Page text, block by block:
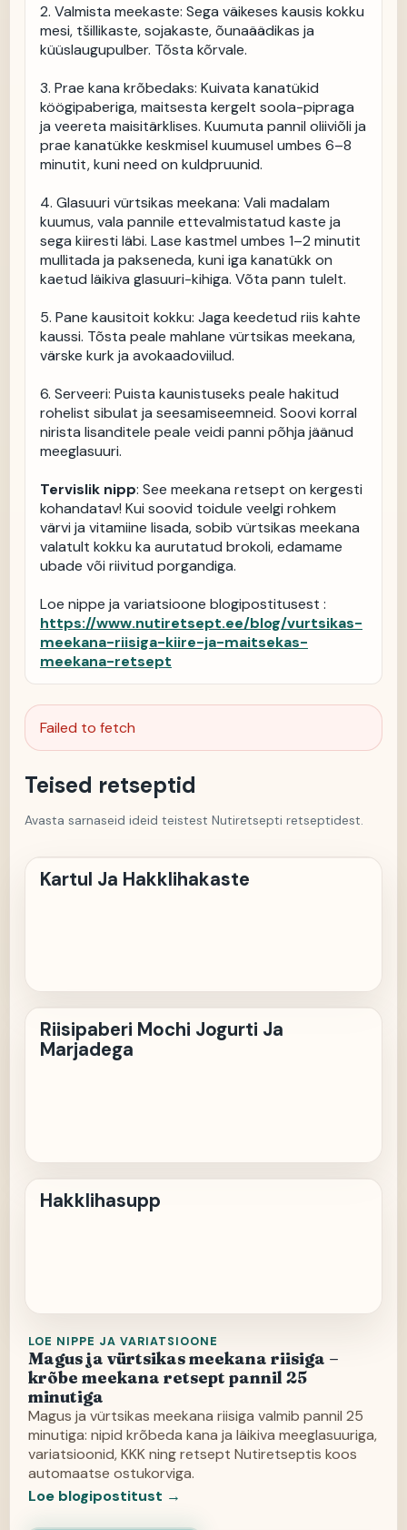
2. Valmista meekaste: Sega väikeses kausis kokku
mesi, tšillikaste, sojakaste, õunaäädikas ja
küüslaugupulber. Tõsta kõrvale.
3. Prae kana krõbedaks: Kuivata kanatükid
köögipaberiga, maitsesta kergelt soola-pipraga
ja veereta maisitärklises. Kuumuta pannil oliiviõli ja
prae kanatükke keskmisel kuumusel umbes 6–8
minutit, kuni need on kuldpruunid.
4. Glasuuri vürtsikas meekana: Vali madalam
kuumus, vala pannile ettevalmistatud kaste ja
sega kiiresti läbi. Lase kastmel umbes 1–2 minutit
mullitada ja pakseneda, kuni iga kanatükk on
kaetud läikiva glasuuri-kihiga. Võta pann tulelt.
5. Pane kausitoit kokku: Jaga keedetud riis kahte
kaussi. Tõsta peale mahlane vürtsikas meekana,
värske kurk ja avokaadoviilud.
6. Serveeri: Puista kaunistuseks peale hakitud
rohelist sibulat ja seesamiseemneid. Soovi korral
nirista lisanditele peale veidi panni põhja jäänud
meeglasuuri.
Tervislik nipp: See meekana retsept on kergesti
kohandatav! Kui soovid toidule veelgi rohkem
värvi ja vitamiine lisada, sobib vürtsikas meekana
valatult kokku ka aurutatud brokoli, edamame
ubade või riivitud porgandiga.
https://www.nutiretsept.ee/blog/vurtsikas-
meekana-riisiga-kiire-ja-maitsekas-
meekana-retsept
Failed to fetch
Teised retseptid
Avasta sarnaseid ideid teistest Nutiretsepti retseptidest.
KJ
Kartul Ja Hakklihakaste
RM
Riisipaberi Mochi Jogurti Ja
Marjadega
HHakklihasupp
LOE NIPPE JA VARIATSIOONE
Magus ja vürtsikas meekana riisiga –
krõbe meekana retsept pannil 25
minutiga
Magus ja vürtsikas meekana riisiga valmib pannil 25
minutiga: nipid krõbeda kana ja läikiva meeglasuuriga,
variatsioonid, KKK ning retsept Nutiretseptis koos
automaatse ostukorviga.
Loe blogipostitust →